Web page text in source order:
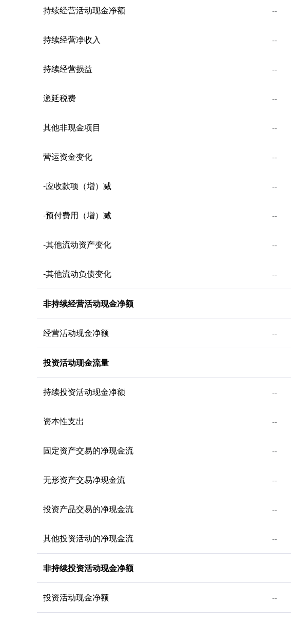
持续经营活动现金净额 --
持续经营净收入 --
持续经营损益 --
递延税费 --
其他非现金项目 --
营运资金变化 --
-应收款项（增）减 --
-预付费用（增）减 --
-其他流动资产变化 --
-其他流动负债变化 --
非持续经营活动现金净额
经营活动现金净额 --
投资活动现金流量
持续投资活动现金净额 --
资本性支出 --
固定资产交易的净现金流 --
无形资产交易净现金流 --
投资产品交易的净现金流 --
其他投资活动的净现金流 --
非持续投资活动现金净额
投资活动现金净额 --